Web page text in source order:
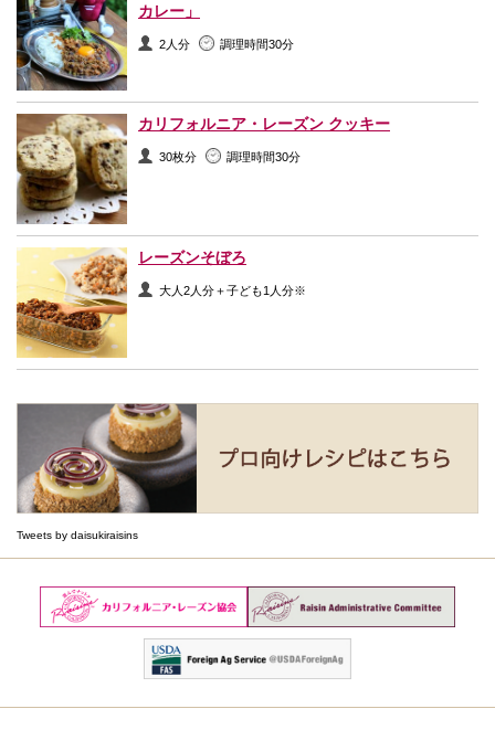
カレー」
2人分 調理時間30分
カリフォルニア・レーズン クッキー
30枚分 調理時間30分
レーズンそぼろ
大人2人分＋子ども1人分※
Tweets by daisukiraisins